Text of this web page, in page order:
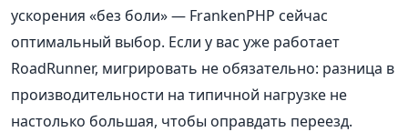
ускорения «без боли» — FrankenPHP сейчас
оптимальный выбор. Если у вас уже работает
RoadRunner, мигрировать не обязательно: разница в
производительности на типичной нагрузке не
настолько большая, чтобы оправдать переезд.